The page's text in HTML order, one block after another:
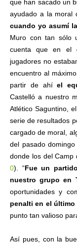
que han sacado un
ayudado a la moral
cuando yo asumí
Muro con tan sólo
cuenta que en el
jugadores no
encuentro al
partir de ahíel
Castelló a nuestro
Atlético Saguntino,
serie de resultados
cargado de moral,
del pasado
donde los del
0). “Fue un
nuestro grupo en
oportunidades y
penalti en el último
punto tan valioso
Así pues, con la